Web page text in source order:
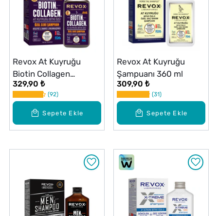
Sepete Ekle
Revox At Kuyruğu
Biotin Collagen
Şampuan 360 ml
329,90 ₺
92
Sepete Ekle
Revox At Kuyruğu
Şampuanı 360 ml
309,90 ₺
31